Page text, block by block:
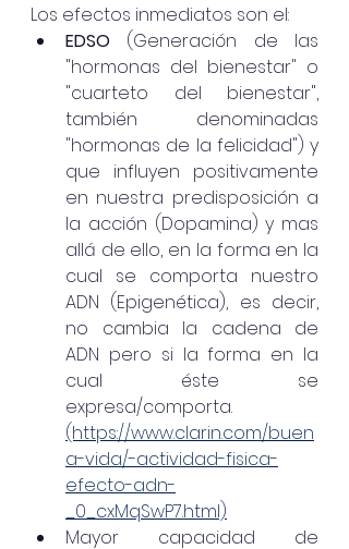
Los efectos inmediatos son el:
EDSO (Generación de las
"hormonas del bienestar" o
"cuarteto del bienestar",
también denominadas
"hormonas de la felicidad") y
que influyen positivamente
en nuestra predisposición a
la acción (Dopamina) y mas
allá de ello, en la forma en la
cual se comporta nuestro
ADN (Epigenética), es decir,
no cambia la cadena de
ADN pero si la forma en la
cual éste se
(https://www.clarin.com/buen
a-vida/-actividad-fisica-
efecto-adn-
_0_cxMqSwP7.html)